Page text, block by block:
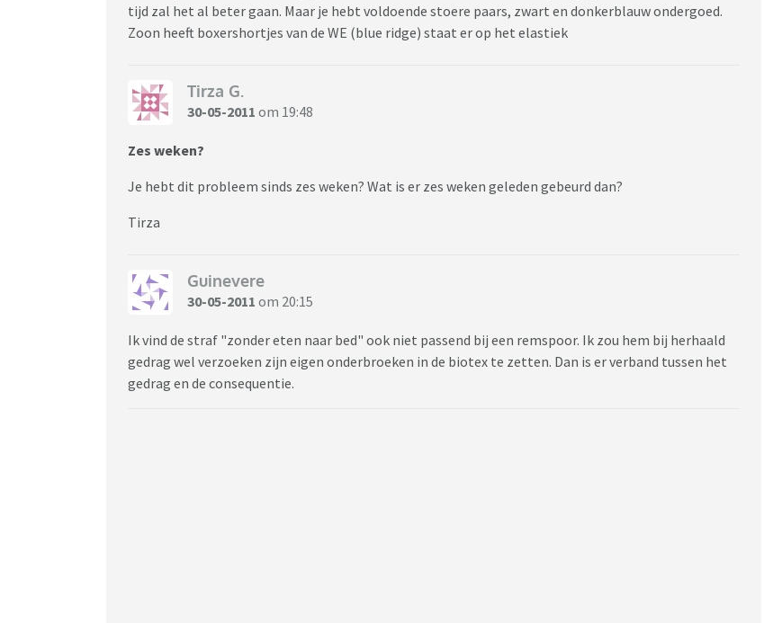
tijd zal het al beter gaan. Maar je hebt voldoende stoere paars, zwart en donkerblauw ondergoed.
Zoon heeft boxershortjes van de WE (blue ridge) staat er op het elastiek
Tirza G.
30-05-2011 om 19:48
Zes weken?
Je hebt dit probleem sinds zes weken? Wat is er zes weken geleden gebeurd dan?
Tirza
Guinevere
30-05-2011 om 20:15
Ik vind de straf "zonder eten naar bed" ook niet passend bij een remspoor. Ik zou hem bij herhaald
gedrag wel verzoeken zijn eigen onderbroeken in de biotex te zetten. Dan is er verband tussen het
gedrag en de consequentie.